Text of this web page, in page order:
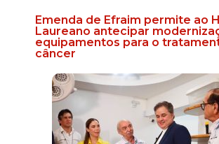
Emenda de Efraim permite ao
Laureano antecipar
equipamentos para o
câncer